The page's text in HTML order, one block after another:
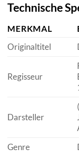
Technische
MERKMAL
Originaltitel
Regisseur
Darsteller
Genre